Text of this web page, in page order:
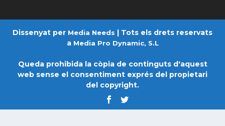
Dissenyat per Media Needs | Tots els drets reservats
a Media Pro Dynamic, S.L
Queda prohibida la còpia de continguts d'aquest
web sense el consentiment exprés del propietari
del copyright.